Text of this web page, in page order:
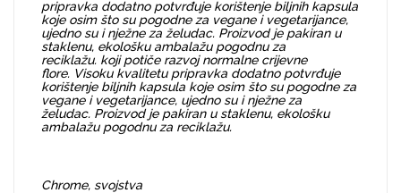
pripravka dodatno potvrđuje korištenje biljnih kapsula
koje osim što su pogodne za vegane i vegetarijance,
ujedno su i nježne za želudac. Proizvod je pakiran u
staklenu, ekološku ambalažu pogodnu za
reciklažu. koji potiče razvoj normalne crijevne
flore. Visoku kvalitetu pripravka dodatno potvrđuje
korištenje biljnih kapsula koje osim što su pogodne za
vegane i vegetarijance, ujedno su i nježne za
želudac. Proizvod je pakiran u staklenu, ekološku
ambalažu pogodnu za reciklažu.
Chrome, svojstva